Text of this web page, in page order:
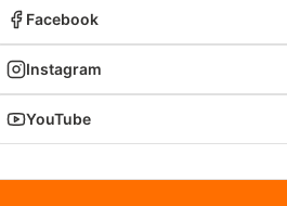
Facebook
Instagram
YouTube